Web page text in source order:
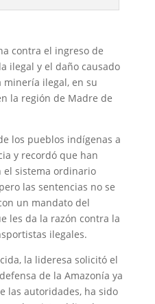
contra el ingreso de
ilegal y el daño causado
ilegal, en su
la región de Madre de
los pueblos indígenas a
y recordó que han
el sistema ordinario
las sentencias no se
un mandato del
les da la razón contra la
ilegales.
la lideresa solicitó el
de la Amazonía ya
las autoridades, ha sido